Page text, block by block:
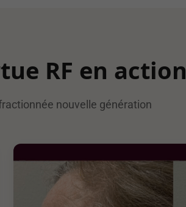
RF en action
nouvelle génération